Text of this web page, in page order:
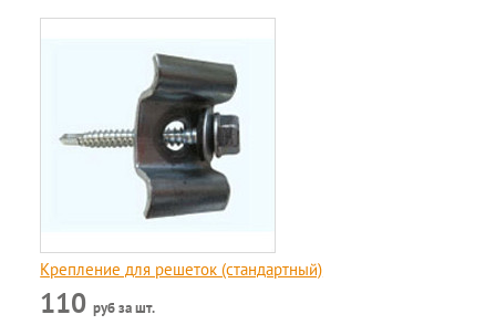
Крепление для решеток (стандартный)
110руб за шт.